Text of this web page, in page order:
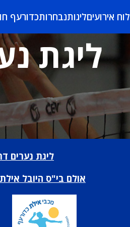
לוח אירועיםליגותנבחרותכדורעף
ליגת
ליגת נערים
אולם בי"ס היובל אילת